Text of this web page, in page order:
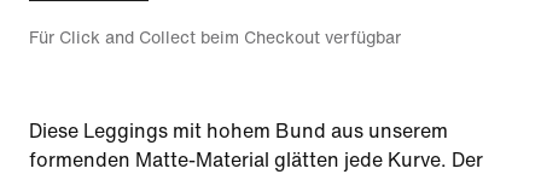
Für Click and Collect beim Checkout verfügbar
Diese Leggings mit hohem Bund aus unserem
formenden Matte-Material glätten jede Kurve. Der